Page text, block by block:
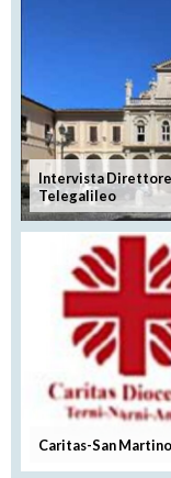
Intervista Direttore
Telegalileo
Caritas-San